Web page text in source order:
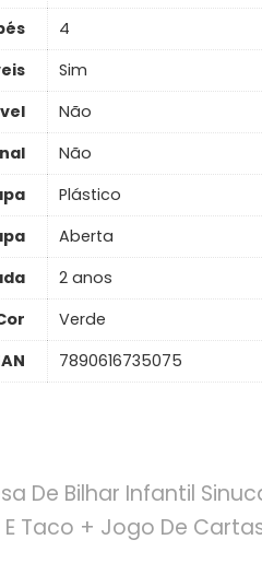
4
Sim
Não
Não
Plástico
Aberta
2 anos
Verde
7890616735075
De Bilhar Infantil
Taco + Jogo De